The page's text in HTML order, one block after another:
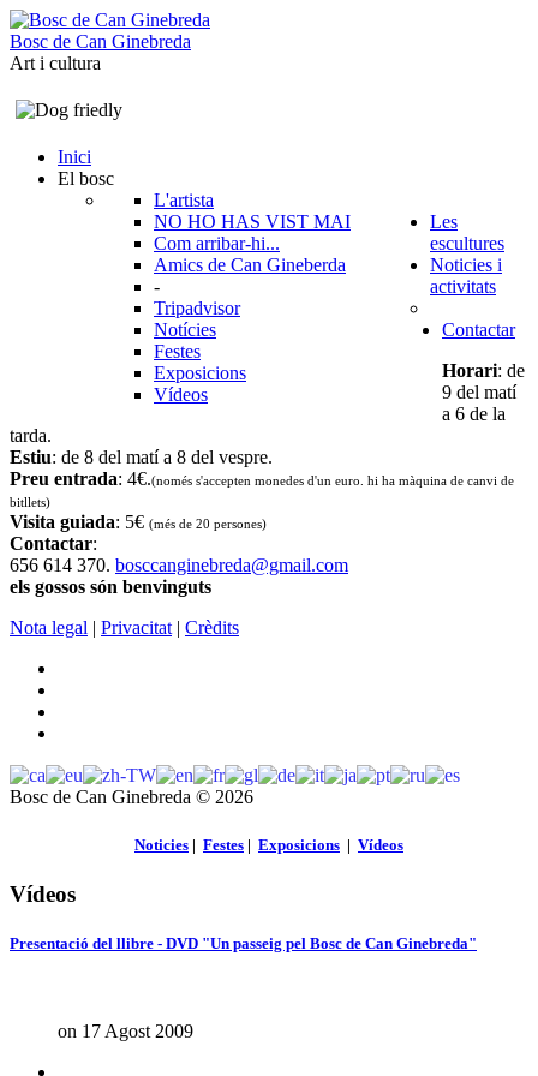
Bosc de Can Ginebreda
Art i cultura
Inici
El bosc
L'artista
NO HO HAS VIST MAI
Com arribar-hi...
Amics de Can Gineberda
-
Tripadvisor
Les
escultures
Noticies i
activitats
Notícies
Festes
Exposicions
Vídeos
Contactar
Horari: de
9 del matí
a 6 de la
tarda.
Estiu: de 8 del matí a 8 del vespre.
Preu entrada: 4€.(només s'accepten monedes d'un euro. hi ha màquina de canvi de
bitllets)
Visita guiada: 5€ (més de 20 persones)
Contactar:
656 614 370. bosccanginebreda@gmail.com
els gossos són benvinguts
Nota legal | Privacitat | Crèdits
Bosc de Can Ginebreda © 2026
Noticies | Festes | Exposicions | Vídeos
Vídeos
Presentació del llibre - DVD "Un passeig pel Bosc de Can Ginebreda"
on 17 Agost 2009